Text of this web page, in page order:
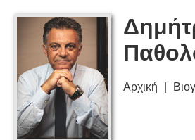
Αρχική